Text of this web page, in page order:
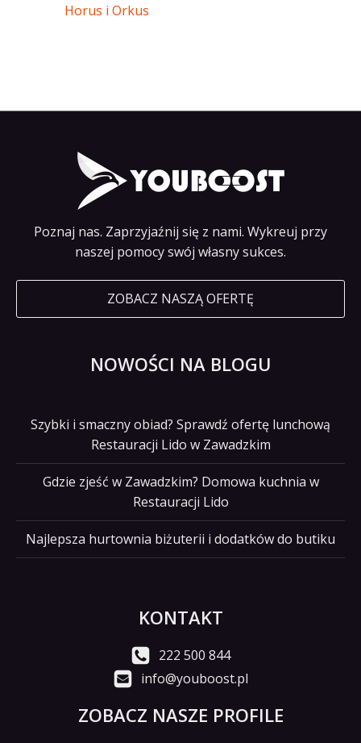
Horus i Orkus
Poznaj nas. Zaprzyjaźnij się z nami. Wykreuj przy
naszej pomocy swój własny sukces.
ZOBACZ NASZĄ OFERTĘ
NOWOŚCI NA BLOGU
Szybki i smaczny obiad? Sprawdź ofertę lunchową
Restauracji Lido w Zawadzkim
Gdzie zjeść w Zawadzkim? Domowa kuchnia w
Restauracji Lido
Najlepsza hurtownia biżuterii i dodatków do butiku
KONTAKT
222 500 844
info@youboost.pl
ZOBACZ NASZE PROFILE